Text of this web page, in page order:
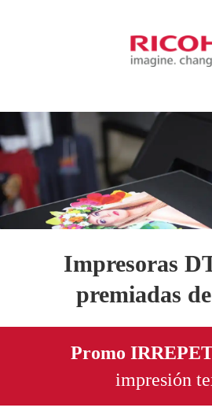
Impresoras
premiadas
Promo
impresión